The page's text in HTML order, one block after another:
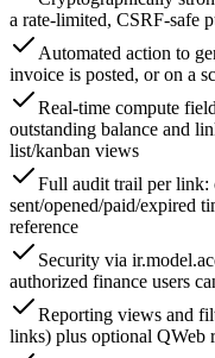
a rate-limited, CSRF-safe
Automated action to
invoice is posted, or on a
Real-time compute
outstanding balance and
list/kanban views
Full audit trail per link:
sent/opened/paid/expired
reference
Security via
authorized finance users
Reporting views and
links) plus optional QWeb